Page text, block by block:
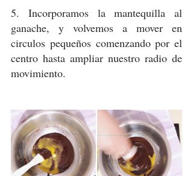
5. Incorporamos la mantequilla al
ganache, y volvemos a mover en
circulos pequeños comenzando por el
centro hasta ampliar nuestro radio de
movimiento.